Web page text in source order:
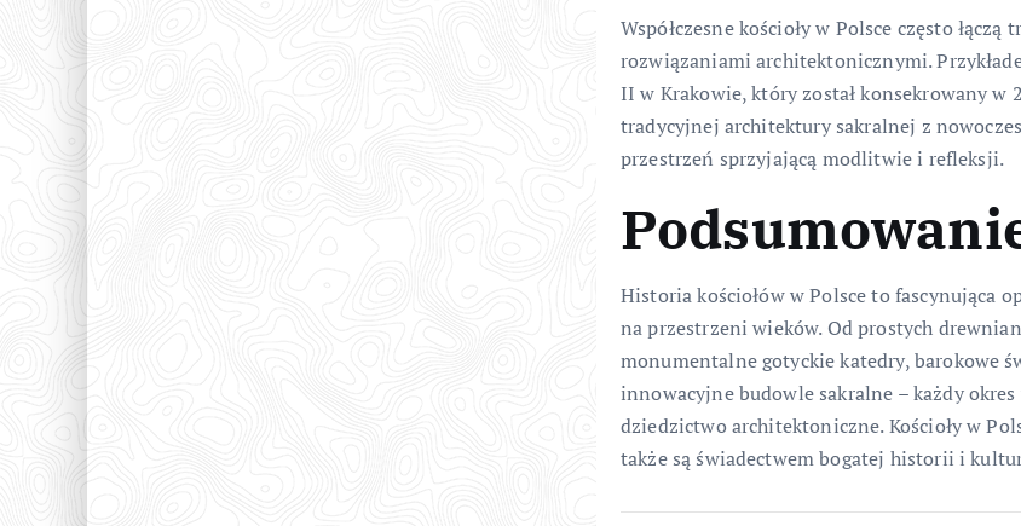
Współczesne kościoły w Polsce często
rozwiązaniami architektonicznymi.
II w Krakowie, który został konsekrowany w
tradycyjnej architektury sakralnej z
przestrzeń sprzyjającą modlitwie i refleksji.
Historia kościołów w Polsce to fascynująca
na przestrzeni wieków. Od prostych
monumentalne gotyckie katedry, barokowe
innowacyjne budowle sakralne – każdy
dziedzictwo architektoniczne. Kościoły w
także są świadectwem bogatej historii i